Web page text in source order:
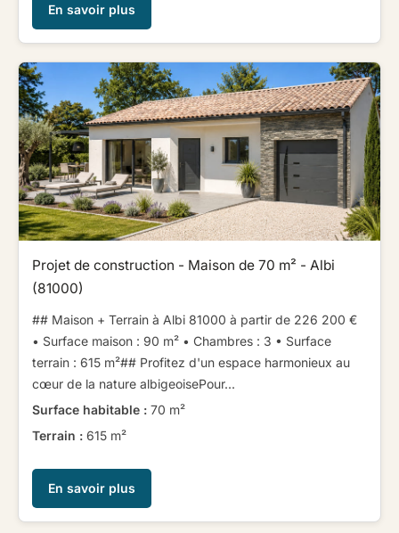
En savoir plus
Projet de construction - Maison de 70 m² - Albi
(81000)
## Maison + Terrain à Albi 81000 à partir de 226 200 € ​ ​
• Surface maison : 90 m² • Chambres : 3 • Surface
terrain : 615 m²​ ​​ ​## Profitez d'un espace harmonieux au
cœur de la nature albigeoise​ ​​ ​Pour...
Surface habitable : 70 m²
Terrain : 615 m²
En savoir plus